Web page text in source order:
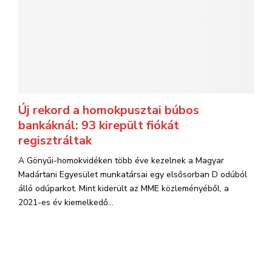
Új rekord a homokpusztai búbos
bankáknál: 93 kirepült fiókát
regisztráltak
A Gönyűi-homokvidéken több éve kezelnek a Magyar
Madártani Egyesület munkatársai egy elsősorban D odúból
álló odúparkot. Mint kiderült az MME közleményéből, a
2021-es év kiemelkedő...